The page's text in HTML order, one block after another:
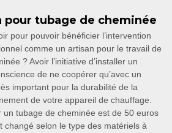
pour tubage de cheminée
pour pouvoir bénéficier l’intervention
comme un artisan pour le travail de
? Avoir l’initiative d’installer un
de ne coopérer qu’avec un
important pour la durabilité de la
de votre appareil de chauffage.
un tubage de cheminée est de 50 euros
changé selon le type des matériels à